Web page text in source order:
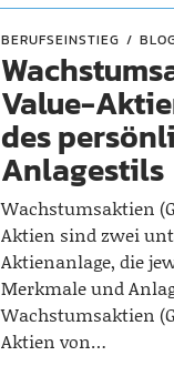
BERUFSEINSTIEG
Value-
des
Anlagestils
Wachstumsaktien
Aktien sind zwei
Aktienanlage, die
Merkmale und
Wachstumsaktien
Aktien von…